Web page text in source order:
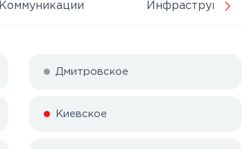
Коммуникации Инфраструктура
Дмитровское
Киевское